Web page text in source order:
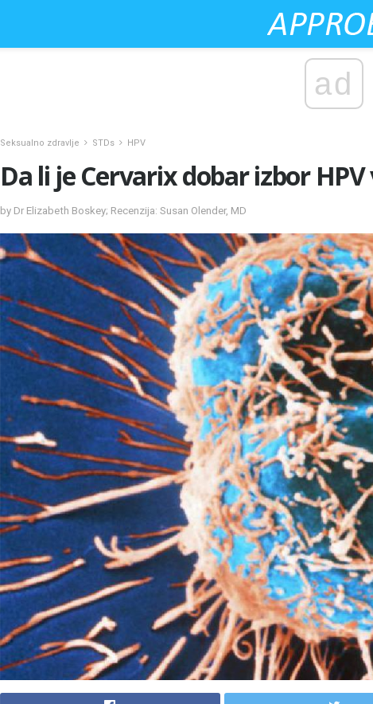
ad
Seksualno zdravlje STDs HPV
Da li je Cervarix dobar izbor
by Dr Elizabeth Boskey; Recenzija: Susan Olender, MD